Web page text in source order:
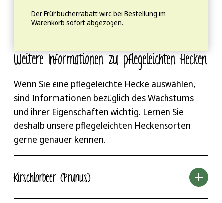
Der Frühbucherrabatt wird bei Bestellung im
Warenkorb sofort abgezogen.
Weitere Informationen zu pflegeleichten Hecken
Wenn Sie eine pflegeleichte Hecke auswählen,
sind Informationen bezüglich des Wachstums
und ihrer Eigenschaften wichtig. Lernen Sie
deshalb unsere pflegeleichten Heckensorten
gerne genauer kennen.
Kirschlorbeer (Prunus)